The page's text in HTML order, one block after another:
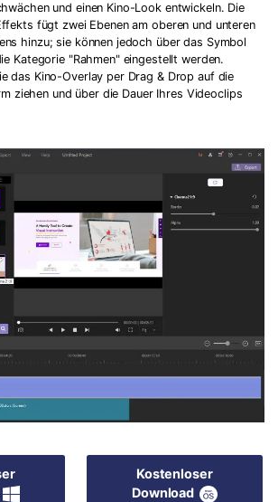
und einen Kino-Look entwickeln. Die
fügt zwei Ebenen am oberen und unteren
hinzu; sie können jedoch über das Symbol
Kategorie "Rahmen" eingestellt werden.
das Kino-Overlay per Drag & Drop auf die
ziehen und über die Dauer Ihres Videoclips
Kostenloser
Download